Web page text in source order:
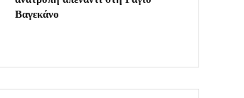
Βαγεκάνο